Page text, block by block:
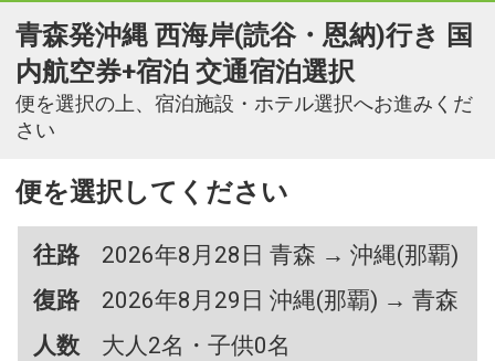
青森発沖縄 西海岸(読谷・恩納)行き 国
内航空券+宿泊 交通宿泊選択
便を選択の上、宿泊施設・ホテル選択へお進みくだ
さい
便を選択してください
往路
2026年8月28日 青森 → 沖縄(那覇)
復路
2026年8月29日 沖縄(那覇) → 青森
人数
大人2名・子供0名